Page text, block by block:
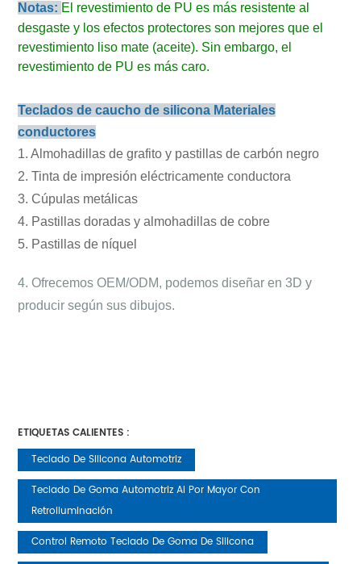
Notas: El revestimiento de PU es más resistente al
desgaste y los efectos protectores son mejores que el
revestimiento liso mate (aceite). Sin embargo, el
revestimiento de PU es más caro.
Teclados de caucho de silicona Materiales
conductores
1. Almohadillas de grafito y pastillas de carbón negro
2. Tinta de impresión eléctricamente conductora
3. Cúpulas metálicas
4. Pastillas doradas y almohadillas de cobre
5. Pastillas de níquel
4. Ofrecemos OEM/ODM, podemos diseñar en 3D y
producir según sus dibujos.
ETIQUETAS CALIENTES :
Teclado De Silicona Automotriz
Teclado De Goma Automotriz Al Por Mayor Con
Retroiluminación
Control Remoto Teclado De Goma De Silicona